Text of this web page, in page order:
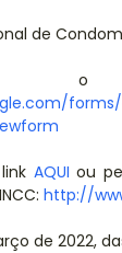
de
o
forms/
AQUI ou
http://
de 2022,